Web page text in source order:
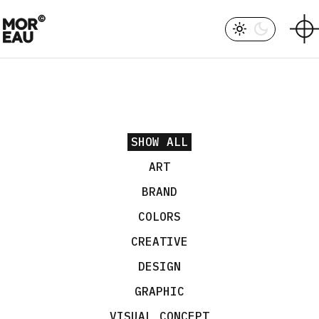
SHOW ALL
ART
BRAND
COLORS
CREATIVE
DESIGN
GRAPHIC
VISUAL CONCEPT